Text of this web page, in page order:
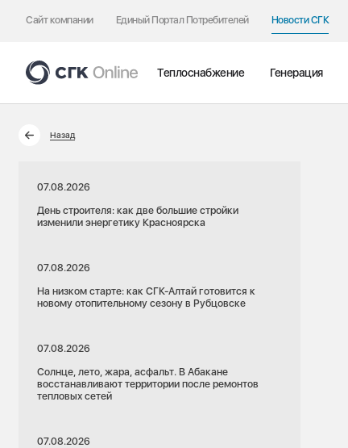
Сайт компании Единый Портал Потребителей Новости СГК
Теплоснабжение Генерация
Назад
07.08.2026
День строителя: как две большие стройки
изменили энергетику Красноярска
07.08.2026
На низком старте: как СГК-Алтай готовится к
новому отопительному сезону в Рубцовске
07.08.2026
Солнце, лето, жара, асфальт. В Абакане
восстанавливают территории после ремонтов
тепловых сетей
07.08.2026